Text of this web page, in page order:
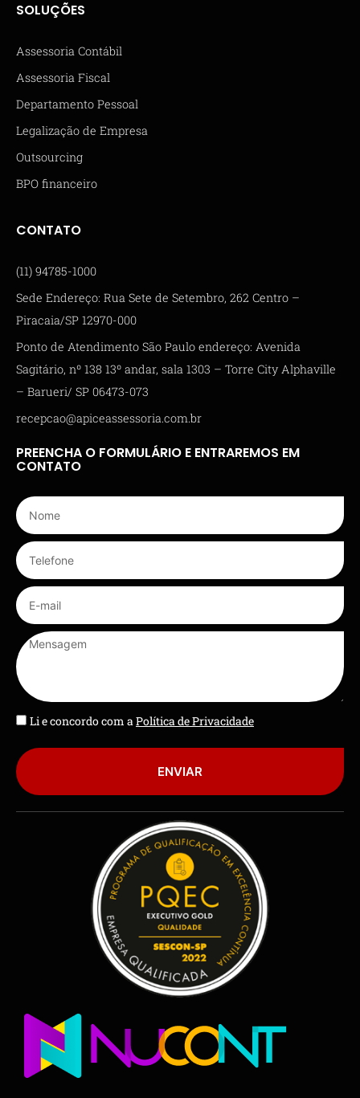
SOLUÇÕES
Assessoria Contábil
Assessoria Fiscal
Departamento Pessoal
Legalização de Empresa
Outsourcing
BPO financeiro
CONTATO
(11) 94785-1000
Sede Endereço: Rua Sete de Setembro, 262 Centro –
Piracaia/SP 12970-000
Ponto de Atendimento São Paulo endereço: Avenida
Sagitário, nº 138 13º andar, sala 1303 – Torre City Alphaville
– Barueri/ SP 06473-073
recepcao@apiceassessoria.com.br
PREENCHA O FORMULÁRIO E ENTRAREMOS EM
CONTATO
Li e concordo com aPolítica de Privacidade
ENVIAR